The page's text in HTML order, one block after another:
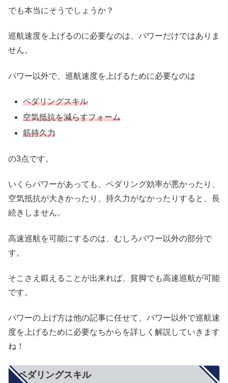
でも本当にそうでしょうか？
巡航速度を上げるのに必要なのは、パワーだけではありま
せん。
パワー以外で、巡航速度を上げるために必要なのは
ペダリングスキル
空気抵抗を減らすフォーム
筋持久力
の3点です。
いくらパワーがあっても、ペダリング効率が悪かったり、
空気抵抗が大きかったり、持久力がなかったりすると、長
続きしません。
高速巡航を可能にするのは、むしろパワー以外の部分で
す。
そこさえ鍛えることが出来れば、貧脚でも高速巡航が可能
です。
パワーの上げ方は他の記事に任せて、パワー以外で巡航速
度を上げるために必要なちからを詳しく解説していきます
ね！
ペダリングスキル